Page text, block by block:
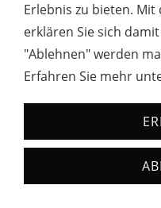
Titisee-
Die Ferienwohnung
ruhiger Lage im
Neustadt), nur
Erlebnis zu bieten.
erklären Sie sich
"Ablehnen" werden
Erfahren Sie mehr